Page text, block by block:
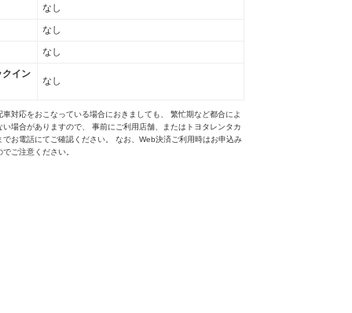
なし
なし
なし
クイン
なし
対応をおこなっている場合におきましても、 繁忙期など都合によ
い場合がありますので、 事前にご利用店舗、またはトヨタレンタカ
でお電話にてご確認ください。 なお、Web決済ご利用時はお申込み
ご注意ください。